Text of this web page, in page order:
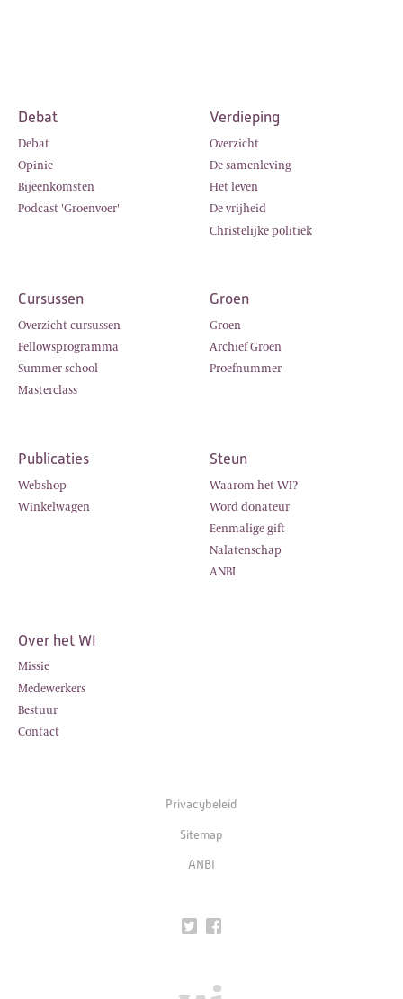
Debat
Debat
Opinie
Bijeenkomsten
Podcast 'Groenvoer'
Verdieping
Overzicht
De samenleving
Het leven
De vrijheid
Christelijke politiek
Cursussen
Overzicht cursussen
Fellowsprogramma
Summer school
Masterclass
Groen
Groen
Archief Groen
Proefnummer
Publicaties
Webshop
Winkelwagen
Steun
Waarom het WI?
Word donateur
Eenmalige gift
Nalatenschap
ANBI
Over het WI
Missie
Medewerkers
Bestuur
Contact
Privacybeleid
Sitemap
ANBI
Twitter